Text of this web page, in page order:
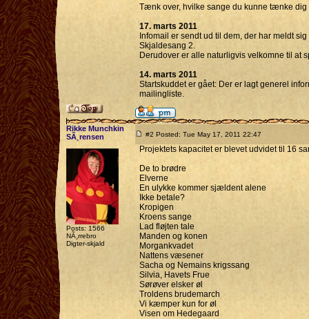
Tænk over, hvilke sange du kunne tænke
17. marts 2011
Infomail er sendt ud til dem, der har meldt
Skjaldesang 2.
Derudover er alle naturligvis velkomne til at
14. marts 2011
Startskuddet er gået: Der er lagt generel
mailingliste.
Rikke Munchkin
SÃ¸rensen
Posts: 1566
NÃ¸rrebro
Digter-skjald
#2 Posted: Tue May 17, 2011 22:47
Projektets kapacitet er blevet udvidet til 16
De to brødre
Elverne
En ulykke kommer sjældent alene
Ikke betale?
Kropigen
Kroens sange
Lad fløjten tale
Manden og konen
Morgankvadet
Nattens væsener
Sacha og Nemains krigssang
Silvia, Havets Frue
Sørøver elsker øl
Troldens brudemarch
Vi kæmper kun for øl
Visen om Hedegaard